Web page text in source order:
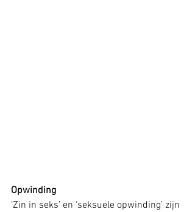
Opwinding
‘Zin in seks’ en ‘seksuele opwinding’ zijn